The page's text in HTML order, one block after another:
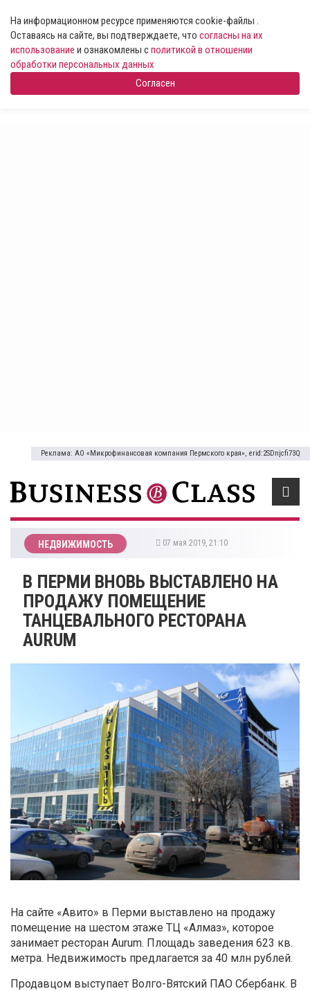
На информационном ресурсе применяются cookie-файлы .
Оставаясь на сайте, вы подтверждаете, что согласны на их
использование и ознакомлены сполитикой в отношении
обработки персональных данных
Согласен
Реклама: АО «Микрофинансовая компания Пермского края», erid:2SDnjcfi73Q
НЕДВИЖИМОСТЬ 07 мая 2019, 21:10
В ПЕРМИ ВНОВЬ ВЫСТАВЛЕНО НА
ПРОДАЖУ ПОМЕЩЕНИЕ
ТАНЦЕВАЛЬНОГО РЕСТОРАНА
AURUM
На сайте «Авито» в Перми выставлено на продажу
помещение на шестом этаже ТЦ «Алмаз», которое
занимает ресторан Aurum. Площадь заведения 623 кв.
метра. Недвижимость предлагается за 40 млн рублей.
Продавцом выступает Волго-Вятский ПАО Сбербанк. В